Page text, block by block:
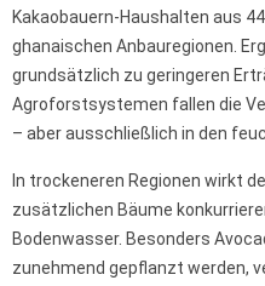
Kakaobauern-Haushalten aus
ghanaischen Anbauregionen.
grundsätzlich zu geringeren
Agroforstsystemen fallen die
– aber ausschließlich in den
In trockeneren Regionen wirkt
zusätzlichen Bäume
Bodenwasser. Besonders
zunehmend gepflanzt werden,